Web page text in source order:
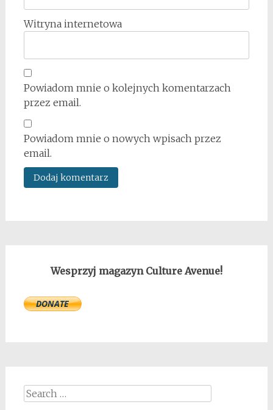
Witryna internetowa
Powiadom mnie o kolejnych komentarzach
przez email.
Powiadom mnie o nowych wpisach przez
email.
Wesprzyj magazyn Culture Avenue!
Search
for: